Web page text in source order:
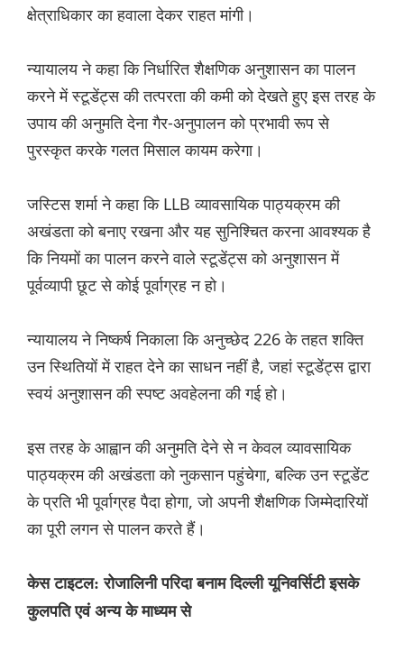
क्षेत्राधिकार का हवाला देकर राहत मांगी।
न्यायालय ने कहा कि निर्धारित शैक्षणिक अनुशासन का पालन
करने में स्टूडेंट्स की तत्परता की कमी को देखते हुए इस तरह के
उपाय की अनुमति देना गैर-अनुपालन को प्रभावी रूप से
पुरस्कृत करके गलत मिसाल कायम करेगा।
जस्टिस शर्मा ने कहा कि LLB व्यावसायिक पाठ्यक्रम की
अखंडता को बनाए रखना और यह सुनिश्चित करना आवश्यक है
कि नियमों का पालन करने वाले स्टूडेंट्स को अनुशासन में
पूर्वव्यापी छूट से कोई पूर्वाग्रह न हो।
न्यायालय ने निष्कर्ष निकाला कि अनुच्छेद 226 के तहत शक्ति
उन स्थितियों में राहत देने का साधन नहीं है, जहां स्टूडेंट्स द्वारा
स्वयं अनुशासन की स्पष्ट अवहेलना की गई हो।
इस तरह के आह्वान की अनुमति देने से न केवल व्यावसायिक
पाठ्यक्रम की अखंडता को नुकसान पहुंचेगा, बल्कि उन स्टूडेंट
के प्रति भी पूर्वाग्रह पैदा होगा, जो अपनी शैक्षणिक जिम्मेदारियों
का पूरी लगन से पालन करते हैं।
केस टाइटल: रोजालिनी परिदा बनाम दिल्ली यूनिवर्सिटी इसके
कुलपति एवं अन्य के माध्यम से